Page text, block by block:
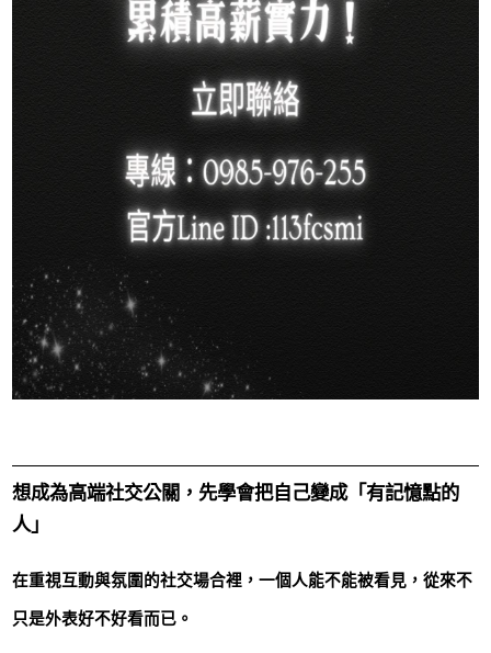
想成為高端社交公關，先學會把自己變成「有記憶點的
人」
在重視互動與氛圍的社交場合裡，一個人能不能被看見，從來不
只是外表好不好看而已。